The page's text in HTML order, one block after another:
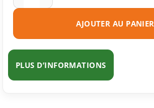
AJOUTER AU PANIER
PLUS D’INFORMATIONS